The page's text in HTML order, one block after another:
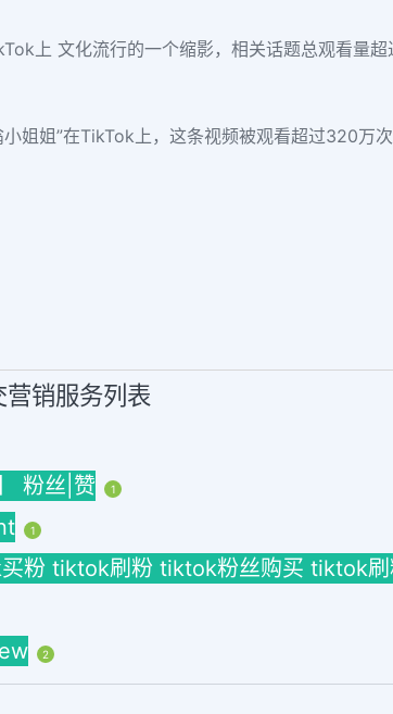
上 文化流行的一个缩影，相关话题总观看量
姐姐”在TikTok上，这条视频被观看超过320
销服务列表
粉丝|赞 1
1
粉 tiktok刷粉 tiktok粉丝购买 tiktok刷
2